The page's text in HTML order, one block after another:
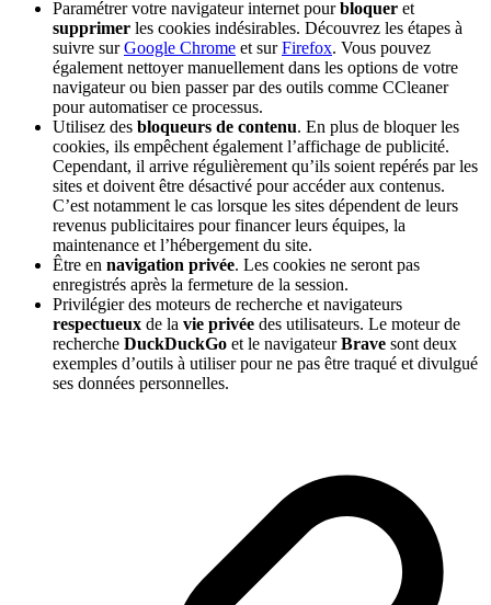
Paramétrer votre navigateur internet pourbloquer et
supprimer les cookies indésirables. Découvrez les étapes à
suivre surGoogle Chrome et surFirefox. Vous pouvez
également nettoyer manuellement dans les options de votre
navigateur ou bien passer par des outils comme CCleaner
pour automatiser ce processus.
Utilisez des bloqueurs de contenu. En plus de bloquer les
cookies, ils empêchent également l’affichage de publicité.
Cependant, il arrive régulièrement qu’ils soient repérés par les
sites et doivent être désactivé pour accéder aux contenus.
C’est notamment le cas lorsque les sites dépendent de leurs
revenus publicitaires pour financer leurs équipes, la
maintenance et l’hébergement du site.
Être en navigation privée. Les cookies ne seront pas
enregistrés après la fermeture de la session.
Privilégier des moteurs de recherche et navigateurs
respectueux de la vie privée des utilisateurs. Le moteur de
recherche DuckDuckGo et le navigateurBrave sont deux
exemples d’outils à utiliser pour ne pas être traqué et divulgué
ses données personnelles.